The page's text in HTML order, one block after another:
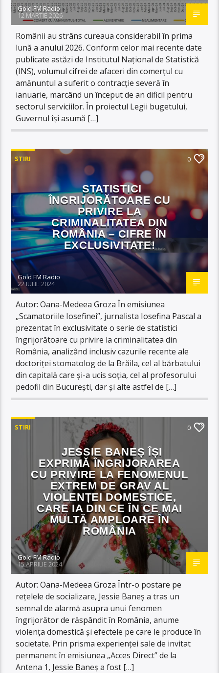
Gold FM Radio
12 MARTIE 2026
Românii au strâns cureaua considerabil în prima
lună a anului 2026. Conform celor mai recente date
publicate astăzi de Institutul Național de Statistică
(INS), volumul cifrei de afaceri din comerțul cu
amănuntul a suferit o contracție severă în
ianuarie, marcând un început de an dificil pentru
sectorul serviciilor. În proiectul Legii bugetului,
Guvernul își asumă […]
STIRI 0
STATISTICI
ÎNGRIJORĂTOARE CU
PRIVIRE LA
CRIMINALITATEA DIN
ROMÂNIA – CIFRE ÎN
EXCLUSIVITATE!
Gold FM Radio
22 IULIE 2024
Autor: Oana-Medeea Groza În emisiunea
„Scamatoriile Iosefinei”, jurnalista Iosefina Pascal a
prezentat în exclusivitate o serie de statistici
îngrijorătoare cu privire la criminalitatea din
România, analizând inclusiv cazurile recente ale
doctoriței stomatolog de la Brăila, cel al bărbatului
din capitală care și-a ucis soția, cel al profesorului
pedofil din București, dar și alte astfel de […]
STIRI 0
JESSIE BANEȘ ÎȘI
EXPRIMĂ ÎNGRIJORAREA
CU PRIVIRE LA FENOMENUL
EXTREM DE GRAV AL
VIOLENȚEI DOMESTICE,
CARE IA DIN CE ÎN CE MAI
MULTĂ AMPLOARE ÎN
ROMÂNIA
Gold FM Radio
15 APRILIE 2024
Autor: Oana-Medeea Groza Într-o postare pe
rețelele de socializare, Jessie Baneș a tras un
semnal de alarmă asupra unui fenomen
îngrijorător de răspândit în România, anume
violența domestică și efectele pe care le produce în
societate. Prin prisma experienței sale de invitat
permanent în emisiunea „Acces Direct” de la
Antena 1, Jessie Baneș a fost […]